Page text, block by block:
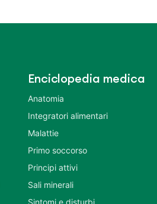
Enciclopedia medica
Anatomia
Integratori alimentari
Malattie
Primo soccorso
Principi attivi
Sali minerali